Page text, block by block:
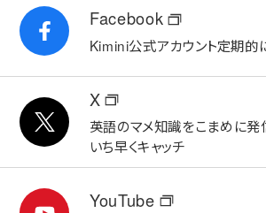
Facebook
Kimini公式アカウント定期的
X
英語のマメ知識をこまめに発
いち早くキャッチ
YouTube